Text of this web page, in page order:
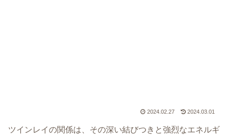
2024.02.27 2024.03.01
ツインレイの関係は、その深い結びつきと強烈なエネルギ